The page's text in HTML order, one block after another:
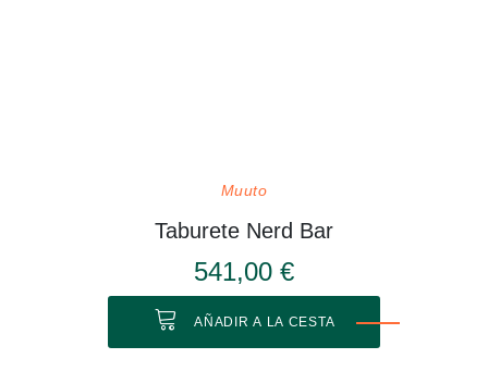
Muuto
Taburete Nerd Bar
541,00 €
AÑADIR A LA CESTA